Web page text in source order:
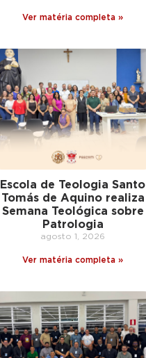
Ver matéria completa »
Escola de Teologia Santo
Tomás de Aquino realiza
Semana Teológica sobre
Patrologia
agosto 1, 2026
Ver matéria completa »